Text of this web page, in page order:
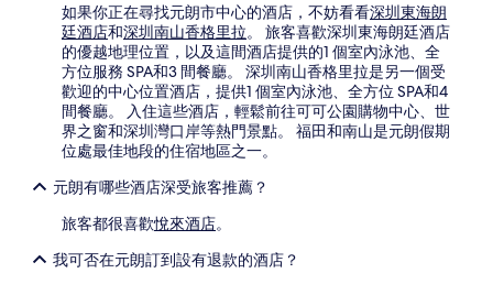
如果你正在尋找元朗市中心的酒店，不妨看看深圳東海朗
廷酒店和深圳南山香格里拉。 旅客喜歡深圳東海朗廷酒店
的優越地理位置，以及這間酒店提供的1 個室內泳池、全
方位服務 SPA和3 間餐廳。 深圳南山香格里拉是另一個受
歡迎的中心位置酒店，提供1 個室內泳池、全方位 SPA和4
間餐廳。 入住這些酒店，輕鬆前往可可公園購物中心、世
界之窗和深圳灣口岸等熱門景點。 福田和南山是元朗假期
位處最佳地段的住宿地區之一。
元朗有哪些酒店深受旅客推薦？
旅客都很喜歡悅來酒店。
我可否在元朗訂到設有退款的酒店？